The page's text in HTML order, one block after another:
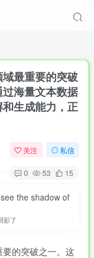
最重要的突破
海量文本数据
生成能力，正
关注 私信
0 53 15
the shadow of
影了
的突破之一。这